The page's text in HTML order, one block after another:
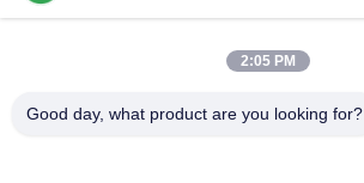
迅速な連絡
テレ
2:05 PM
Good day, what product are you looking for?